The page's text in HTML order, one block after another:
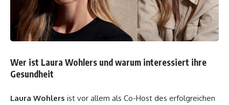
Wer ist Laura Wohlers und warum interessiert ihre
Gesundheit
Laura Wohlers ist vor allem als Co-Host des erfolgreichen